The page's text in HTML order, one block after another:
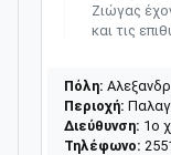
Ζιώγας
και τις
Πόλη:
Περιοχή:
Διεύθυνση: 1ο
Τηλέφωνο: